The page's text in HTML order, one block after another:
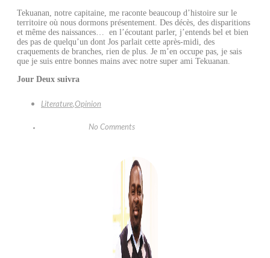
Tekuanan, notre capitaine, me raconte beaucoup d’histoire sur le
territoire où nous dormons présentement. Des décès, des disparitions
et même des naissances… en l’écoutant parler, j’entends bel et bien
des pas de quelqu’un dont Jos parlait cette après-midi, des
craquements de branches, rien de plus. Je m’en occupe pas, je sais
que je suis entre bonnes mains avec notre super ami Tekuanan.
Jour Deux suivra
Literature,Opinion
No Comments